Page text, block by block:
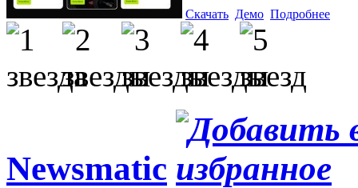
Скачать Демо Подробнее
Newsmatic